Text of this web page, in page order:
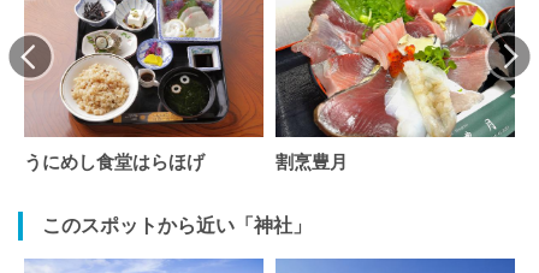
うにめし食堂はらほげ 割烹豊月
このスポットから近い「神社」